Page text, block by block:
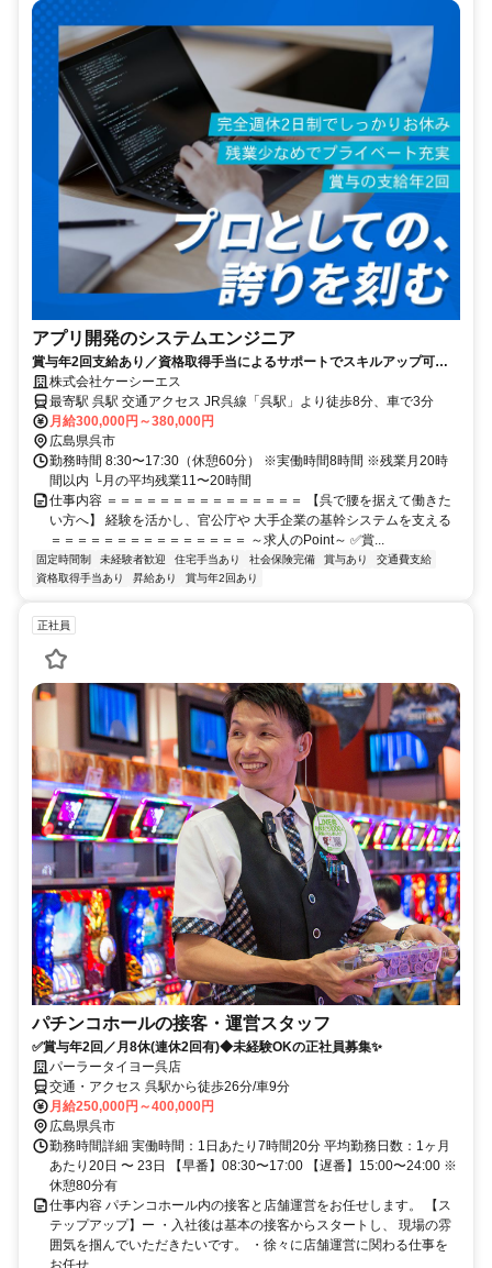
アプリ開発のシステムエンジニア
賞与年2回支給あり／資格取得手当によるサポートでスキルアップ可能
〇 株式会社ケーシーエス
最寄駅 呉駅 交通アクセス JR呉線「呉駅」より徒歩8分、車で3分
月給300,000円～380,000円
広島県呉市
勤務時間 8:30〜17:30（休憩60分） ※実働時間8時間 ※残業月20時
間以内 └月の平均残業11〜20時間
仕事内容 ＝＝＝＝＝＝＝＝＝＝＝＝＝＝＝ 【呉で腰を据えて働きた
い方へ】 経験を活かし、官公庁や 大手企業の基幹システムを支える
＝＝＝＝＝＝＝＝＝＝＝＝＝＝＝ ～求人のPoint～ ✅賞...
固定時間制 未経験者歓迎 住宅手当あり 社会保険完備 賞与あり
交通費支給
資格取得手当あり
昇給あり 賞与年2回あり
正社員
パチンコホールの接客・運営スタッフ
✅賞与年2回／月8休(連休2回有)◆未経験OKの正社員募集✨
パーラータイヨー呉店
交通・アクセス 呉駅から徒歩26分/車9分
月給250,000円～400,000円
広島県呉市
勤務時間詳細 実働時間：1日あたり7時間20分 平均勤務日数：1ヶ月
あたり20日 〜 23日 【早番】08:30〜17:00 【遅番】15:00〜24:00 ※
休憩80分有
仕事内容 パチンコホール内の接客と店舗運営をお任せします。 【ス
テップアップ】ー ・入社後は基本の接客からスタートし、 現場の雰
囲気を掴んでいただきたいです。 ・徐々に店舗運営に関わる仕事を
お任せ...